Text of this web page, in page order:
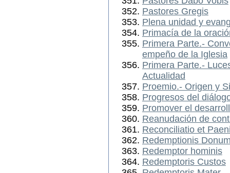
Pastores Gregis
Plena unidad y
Primacía de la
Primera Parte.-
empeño de la Iglesia
Primera Parte.-
Actualidad
Proemio.- Origen y
Progresos del
Promover el
Reanudación de
Reconciliatio et
Redemptionis
Redemptor hominis
Redemptoris Custos